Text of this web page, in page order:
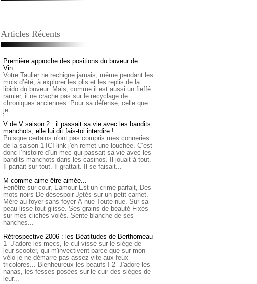
Articles Récents
Première approche des positions du buveur de
Vin…
Votre Taulier ne rechigne jamais, même pendant les
mois d’été, à explorer les plis et les replis de la
libido du buveur. Mais, comme il est aussi un fieffé
ramier, il ne crache pas sur le recyclage de
chroniques anciennes. Pour sa défense, celle que
je...
V de V saison 2 : il passait sa vie avec les bandits
manchots, elle lui dit fais-toi interdire !
Puisque certains n'ont pas compris mes conneries
de la saison 1 ICI link j'en remet une louchée. C’est
donc l’histoire d’un mec qui passait sa vie avec les
bandits manchots dans les casinos. Il jouait à tout.
Il pariait sur tout. Il grattait. Il se faisait...
M comme aime être aimée...
Fenêtre sur cour, L’amour Est un crime parfait, Des
mots noirs De désespoir Jetés sur un petit carnet.
Mère au foyer sans foyer À nue Toute nue. Sur sa
peau lisse tout glisse. Ses grains de beauté Fixés
sur mes clichés volés. Sente blanche de ses
hanches...
Rétrospective 2006 : les Béatitudes de Berthomeau
1- J'adore les mecs, le cul vissé sur le siège de
leur scooter, qui m'invectivent parce que sur mon
vélo je ne démarre pas assez vite aux feux
tricolores... Bienheureux les beaufs ! 2- J'adore les
nanas, les fesses posées sur le cuir des sièges de
leur...